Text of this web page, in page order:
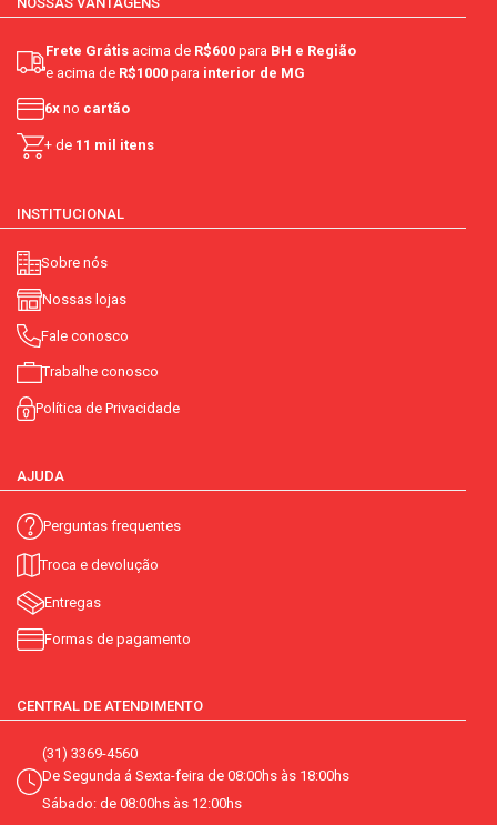
Frete Grátis acima de R$600 para BH e Região
e acima de R$1000 para interior de MG
6x no cartão
+ de 11 mil itens
INSTITUCIONAL
Sobre nós
Nossas lojas
Fale conosco
Trabalhe conosco
Política de Privacidade
AJUDA
Perguntas frequentes
Troca e devolução
Entregas
Formas de pagamento
CENTRAL DE ATENDIMENTO
(31) 3369-4560
De Segunda á Sexta-feira de 08:00hs às 18:00hs
Sábado: de 08:00hs às 12:00hs